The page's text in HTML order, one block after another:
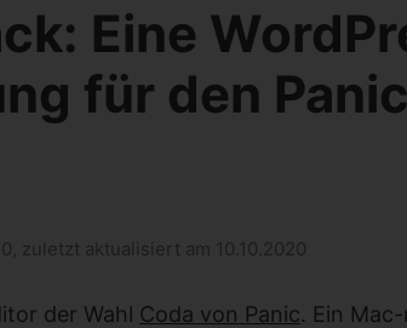
Eine
für den
zuletzt aktualisiert am 10.10.2020
der Wahl Coda von Panic. Ein